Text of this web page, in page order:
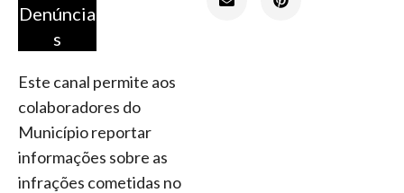
Denúncia
s
Este canal permite aos
colaboradores do
Município reportar
informações sobre as
infrações cometidas no